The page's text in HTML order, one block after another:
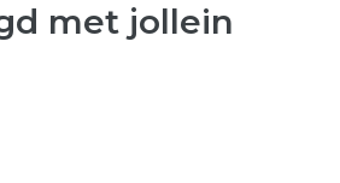
met jollein